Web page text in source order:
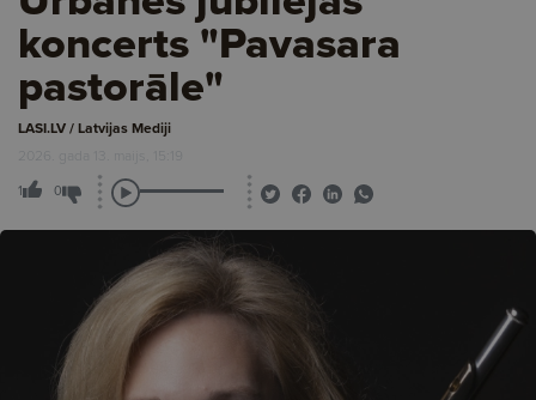
koncerts "Pavasara
pastorāle"
LASI.LV / Latvijas Mediji
2026. gada 13. maijs, 15:19
1 0